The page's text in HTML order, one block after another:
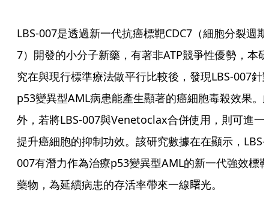
LBS-007是透過新一代抗癌標靶CDC7（細胞分裂週期
7）開發的小分子新藥，有著非ATP競爭性優勢，本研
究在與現行標準療法做平行比較後，發現LBS-007針
p53變異型AML病患能產生顯著的癌細胞毒殺效果。
外，若將LBS-007與Venetoclax合併使用，則可進一
提升癌細胞的抑制功效。該研究數據在在顯示，LBS-
007有潛力作為治療p53變異型AML的新一代強效標
藥物，為延續病患的存活率帶來一線𥌓光。